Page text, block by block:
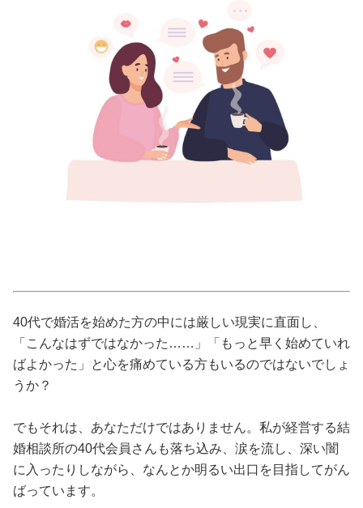
妊娠/出産/家族
ココロ/カラダ
グルメ
トラベル
40代で婚活を始めた方の中には厳しい現実に直面し、
「こんなはずではなかった……」「もっと早く始めていれ
ばよかった」と心を痛めている方もいるのではないでしょ
うか？
でもそれは、あなただけではありません。私が経営する結
婚相談所の40代会員さんも落ち込み、涙を流し、深い闇
に入ったりしながら、なんとか明るい出口を目指してがん
ばっています。